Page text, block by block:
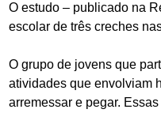
O estudo – publicado na
escolar de três creches
O grupo de jovens que
atividades que envolviam
arremessar e pegar.